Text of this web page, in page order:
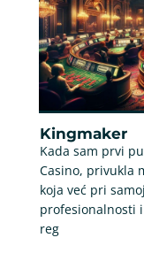
Kingmaker
Kada sam prvi
Casino, privukla
koja već pri
profesionalnosti
reg